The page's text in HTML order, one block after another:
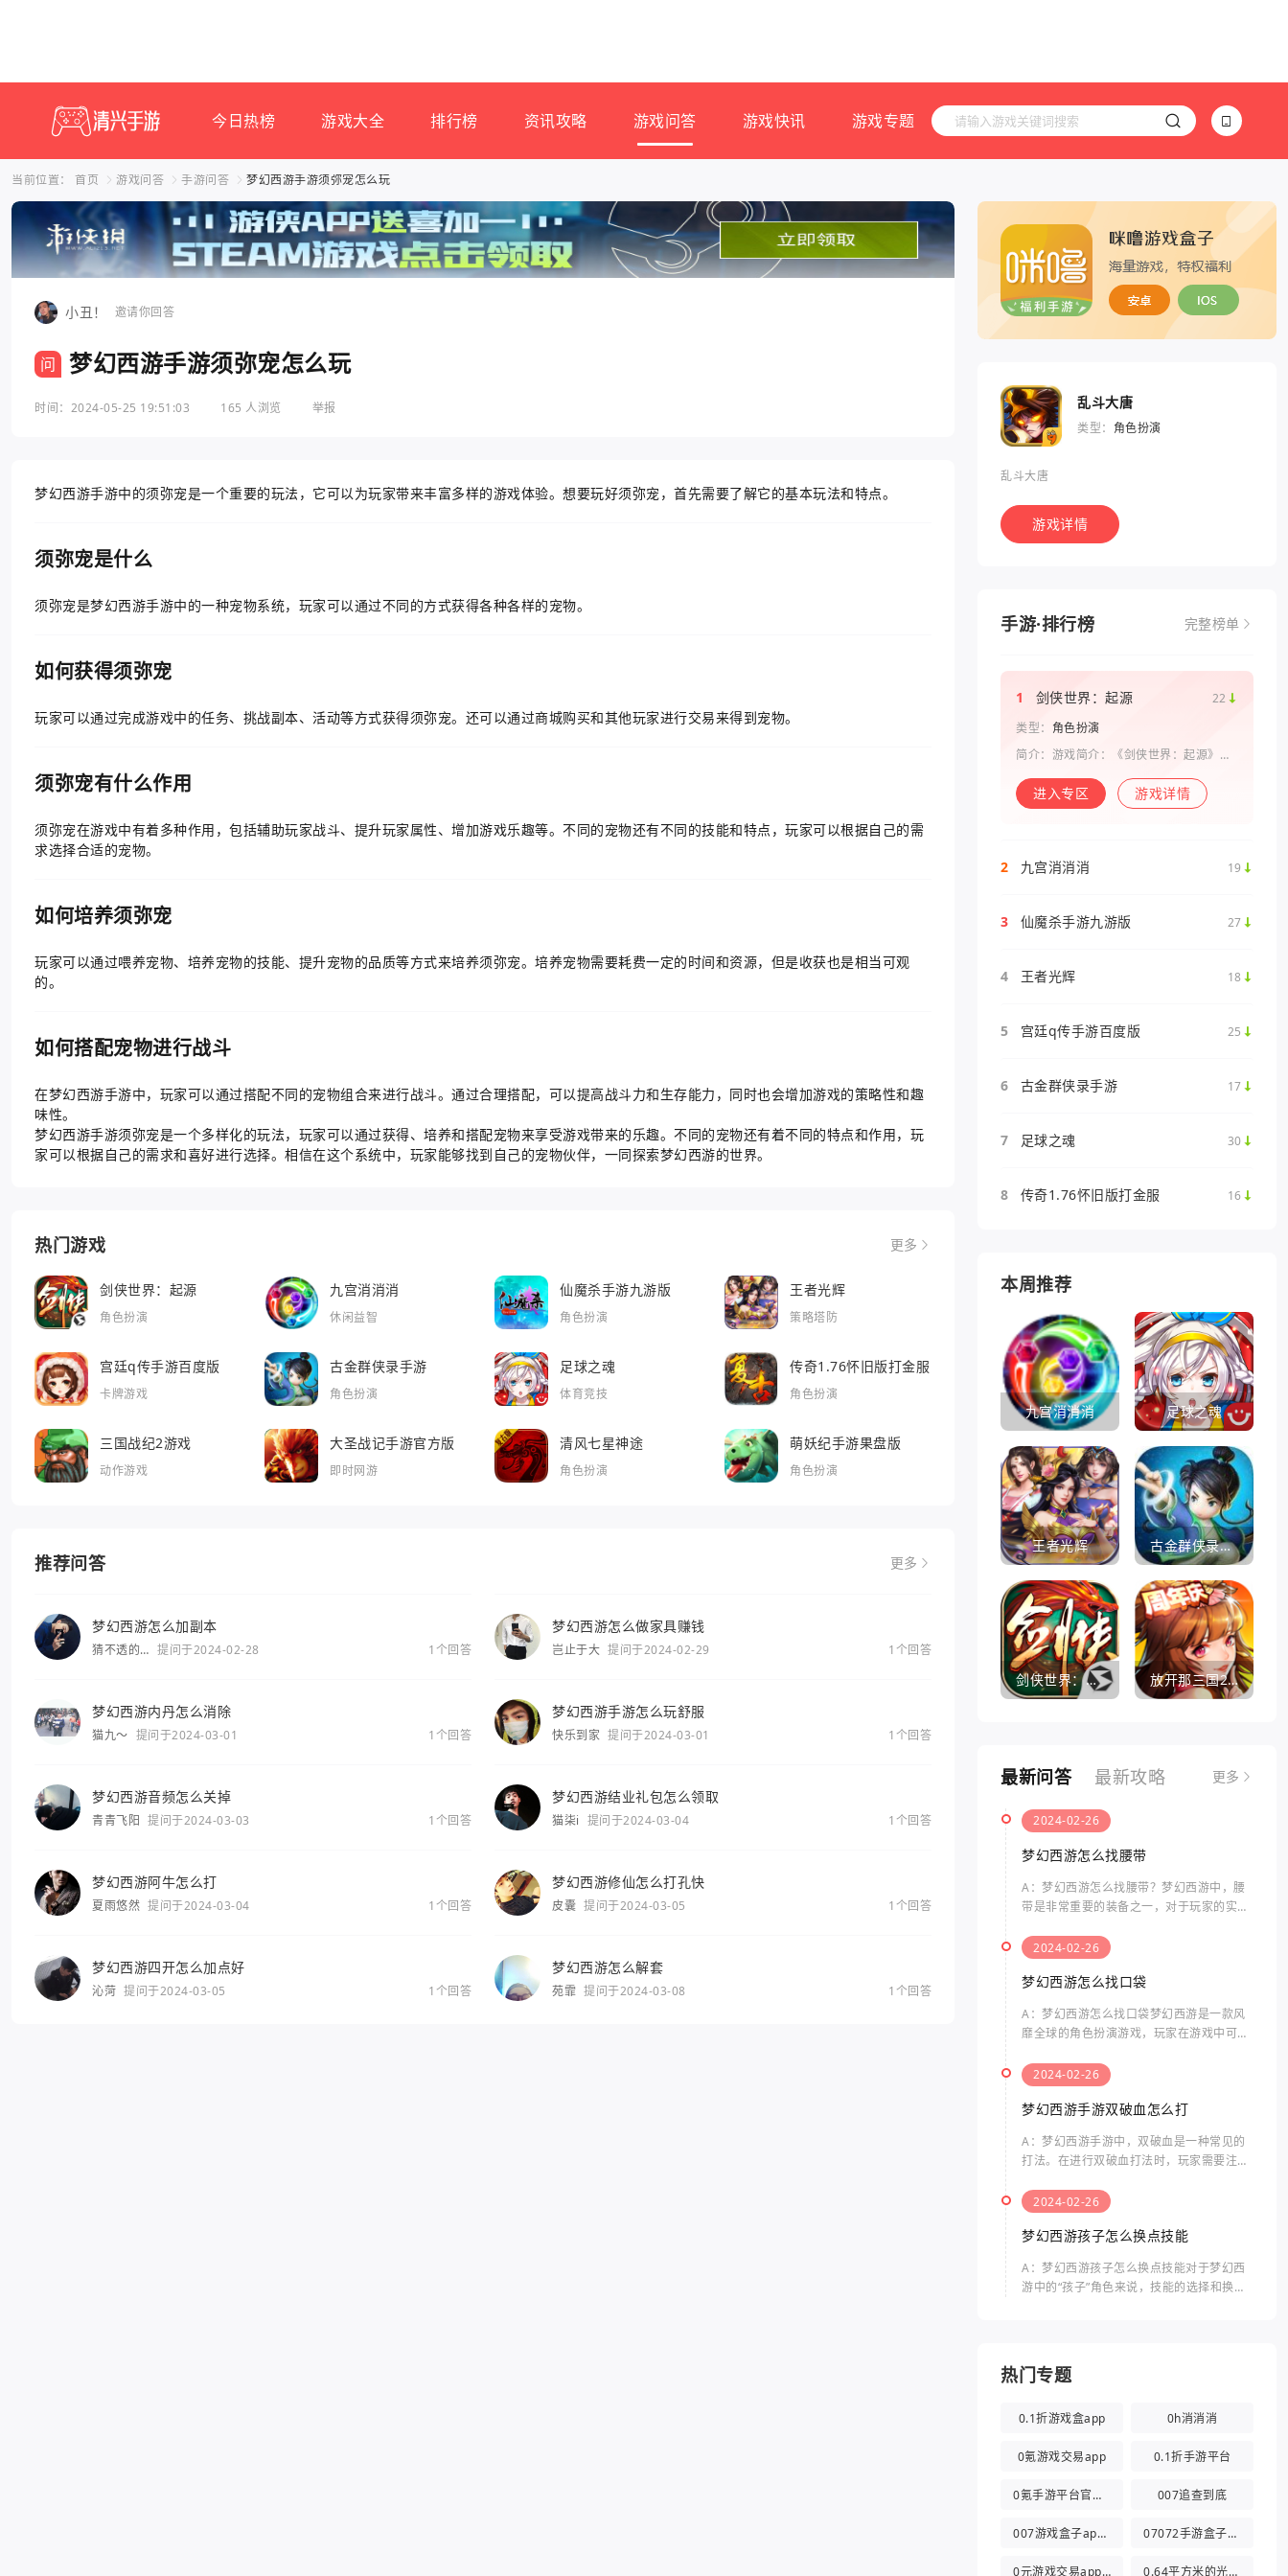
今日热榜 游戏大全 排行榜 资讯攻略 游戏问答 游戏快讯 游戏专题
当前位置： 首页 游戏问答 手游问答 梦幻西游手游须弥宠怎么玩
小丑！ 邀请你回答
问 梦幻西游手游须弥宠怎么玩
时间：2024-05-25 19:51:03 165 人浏览 举报
梦幻西游手游中的须弥宠是一个重要的玩法，它可以为玩家带来丰富多样的游戏体验。想要玩好须弥宠，首先需要了解它的基本玩法和特点。
须弥宠是什么
须弥宠是梦幻西游手游中的一种宠物系统，玩家可以通过不同的方式获得各种各样的宠物。
如何获得须弥宠
玩家可以通过完成游戏中的任务、挑战副本、活动等方式获得须弥宠。还可以通过商城购买和其他玩家进行交易来得到宠物。
须弥宠有什么作用
须弥宠在游戏中有着多种作用，包括辅助玩家战斗、提升玩家属性、增加游戏乐趣等。不同的宠物还有不同的技能和特点，玩家可以根据自己的需
求选择合适的宠物。
如何培养须弥宠
玩家可以通过喂养宠物、培养宠物的技能、提升宠物的品质等方式来培养须弥宠。培养宠物需要耗费一定的时间和资源，但是收获也是相当可观
的。
如何搭配宠物进行战斗
在梦幻西游手游中，玩家可以通过搭配不同的宠物组合来进行战斗。通过合理搭配，可以提高战斗力和生存能力，同时也会增加游戏的策略性和趣
味性。
梦幻西游手游须弥宠是一个多样化的玩法，玩家可以通过获得、培养和搭配宠物来享受游戏带来的乐趣。不同的宠物还有着不同的特点和作用，玩
家可以根据自己的需求和喜好进行选择。相信在这个系统中，玩家能够找到自己的宠物伙伴，一同探索梦幻西游的世界。
热门游戏 更多
剑侠世界：起源
角色扮演
九宫消消消
休闲益智
仙魔杀手游九游版
角色扮演
王者光辉
策略塔防
宫廷q传手游百度版
卡牌游戏
古金群侠录手游
角色扮演
足球之魂
体育竞技
传奇1.76怀旧版打金服
角色扮演
三国战纪2游戏
动作游戏
大圣战记手游官方版
即时网游
清风七星神途
角色扮演
萌妖纪手游果盘版
角色扮演
推荐问答 更多
梦幻西游怎么加副本
猜不透的
提问于2024-02-28 1个回答
梦幻西游怎么做家具赚钱
岂止于大 提问于2024-02-29 1个回答
梦幻西游内丹怎么消除
猫九～ 提问于2024-03-01 1个回答
梦幻西游手游怎么玩舒服
快乐到家 提问于2024-03-01 1个回答
梦幻西游音频怎么关掉
青青飞阳 提问于2024-03-03 1个回答
梦幻西游结业礼包怎么领取
猫柒i 提问于2024-03-04 1个回答
梦幻西游阿牛怎么打
夏雨悠然 提问于2024-03-04 1个回答
梦幻西游修仙怎么打孔快
皮囊 提问于2024-03-05 1个回答
梦幻西游四开怎么加点好
沁菏 提问于2024-03-05 1个回答
梦幻西游怎么解套
苑霏 提问于2024-03-08 1个回答
乱斗大唐
类型： 角色扮演
乱斗大唐
游戏详情
手游·排行榜 完整榜单
1 剑侠世界：起源
22
类型： 角色扮演
简介：游戏简介：《剑侠世界：起源》是
系列手游。复刻《剑侠世界》端游玩法和
画面，还原“剑侠情缘”端游时代的特色设
进入专区 游戏详情
2 九宫消消消 19
3 仙魔杀手游九游版 27
4 王者光辉 18
5 宫廷q传手游百度版 25
6 古金群侠录手游 17
7 足球之魂 30
8 传奇1.76怀旧版打金服 16
本周推荐
九宫消消消 足球之魂
王者光辉 古金群侠录手游
剑侠世界：起源 放开那三国2360版
最新问答 最新攻略 更多
2024-02-26
梦幻西游怎么找腰带
A：梦幻西游怎么找腰带？梦幻西游中，腰
带是非常重要的装备之一，对于玩家的实力
带呢？以下是关于梦幻西游中腰带的相关问
题及其答案。在梦幻西游
2024-02-26
梦幻西游怎么找口袋
A：梦幻西游怎么找口袋梦幻西游是一款风
靡全球的角色扮演游戏，玩家在游戏中可以
法。而“口袋”指的是游戏中的一个特殊功
能，可以帮助玩家在游戏
2024-02-26
梦幻西游手游双破血怎么打
A：梦幻西游手游中，双破血是一种常见的
打法。在进行双破血打法时，玩家需要注意
打法是指同时使用两种伤害类型的技能，来
击败敌人的方法。通常，
2024-02-26
梦幻西游孩子怎么换点技能
A：梦幻西游孩子怎么换点技能对于梦幻西
游中的“孩子”角色来说，技能的选择和换点
热门专题
0.1折游戏盒app 0h消消消
0氪游戏交易app 0.1折手游平台
0氪手游平台官方版 007追查到底
007游戏盒子app官方版 07072手游盒子app
0元游戏交易app(0氪游戏盒) 0.64平方米的光都与你有关